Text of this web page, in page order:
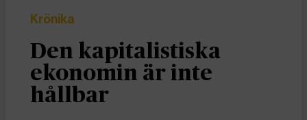
Krönika
Den kapitalistiska
ekonomin är inte
hållbar